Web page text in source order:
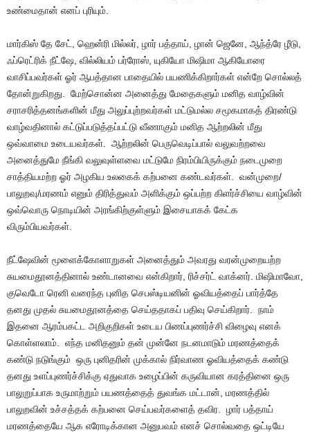
உண்மைதான் எனப் புரியும்.
மார்கிஸ் தே சேட், ஹென்ரி மில்லர், ழார் பத்தாய், ழான் ஜெனே, ஆந்த்ரே ழீடு,
ஃப்ரெட்ரிக் நீட்ஷே, வில்லியம் பர்ரோஸ், யுகியோ மிஷிமா ஆகியோரை
வாசிப்பவர்கள் ஓர் ஆபத்தான பாதையில் பயணிக்கிறார்கள் என்றே சொல்லத்
தோன்றுகிறது. மேற்சொன்ன அனைத்து மேதைகளும் மனித வாழ்வின்
சராசரித்தனங்களின் மீது அலுப்புற்றவர்கள் மட்டுமல்ல சமூகமாகத் திரண்டு
வாழ்வதினால் கட்டுப்படுத்தப்பட்டு வீணாகும் மனித ஆற்றலின் மீது
ஒவ்வாமை உடையவர்கள். ஆற்றலின் பெருவெடிப்பால் வலுவற்றவை
அனைத்துமே நீங்கி வலுவுள்ளவை மட்டுமே நிரம்பியிருக்கும் நடைமுறை
சாத்தியமற்ற ஓர் அழகிய உலகைக் கற்பனை கண்டவர்கள். வன்முறை/
பாலுறவு/மரணம் எனும் திரித்துவம் அளிக்கும் ஒப்பற்ற கிளர்ச்சியை வாழ்வின்
ஒவ்வொரு நொடியின் அரங்கிற்குள்ளும் இசையாகக் கேட்க
விரும்பியவர்கள்.
நீட்ஷேவின் மூளைக்கோளாறுகள் அனைத்தும் அவரது வரன்முறையற்ற
சுயமைதூனத்தினால் உண்டானவை என்கிறார், ரிச்சர்ட் வாக்னர். மிஷிமாவோ,
குவெடோ ரெனி வரைந்த புனித செபஸ்டியனின் ஓவியத்தைப் பார்த்தே
தனது முதல் சுயமைதூனத்தை செய்ததாகப் பதிவு செய்கிறார். நாம்
இதனை ஆரம்பகட்ட அறிகுறிகள் உடைய பிணப்புணர்ச்சி விழைவு எனக்
கொள்ளலாம். எந்த மனிதனும் தன் முன்னே நடனமாடும் மரணத்தைக்
கண்டு நடுங்கும் ஒரு புனிதரின் முக்கால் நிர்வாண ஓவியத்தைக் கண்டு
தனது உளப்புணர்ச்சிக்கு ஏதுவாக உழைப்பின் கருவியான கரத்தினை ஒரு
பாலுறுப்பாக உருமாற்றும் பயணத்தைத் துவங்க மட்டான், மரணத்தில்
பாலுறவின் உச்சத்தக் கற்பனை செய்பவர்களைத் தவிர. ழார் பத்தாய்
மரணத்தையே ஆக எரோடிக்கான அனுபவம் எனச் சொல்வதை ஒட்டியே